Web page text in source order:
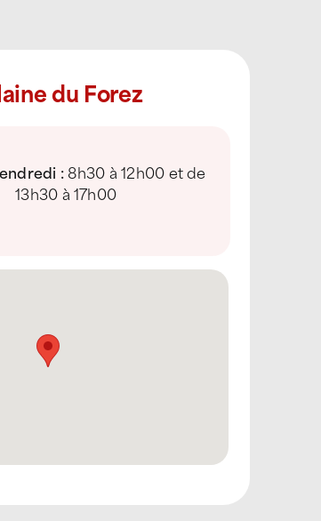
du Forez
:8h30 à 12h00 et de
13h30 à 17h00